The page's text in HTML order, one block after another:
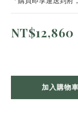
NT$12,860
加入購物車